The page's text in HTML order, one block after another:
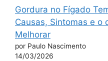
Gordura no Fígado
Causas, Sintomas e o
Melhorar
por Paulo Nascimento
14/03/2026